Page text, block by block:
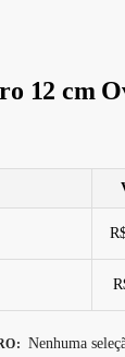
12 cm
: Nenhuma